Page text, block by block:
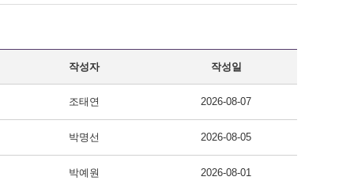
작성자 작성일
조태연 2026-08-07
박명선 2026-08-05
박예원 2026-08-01